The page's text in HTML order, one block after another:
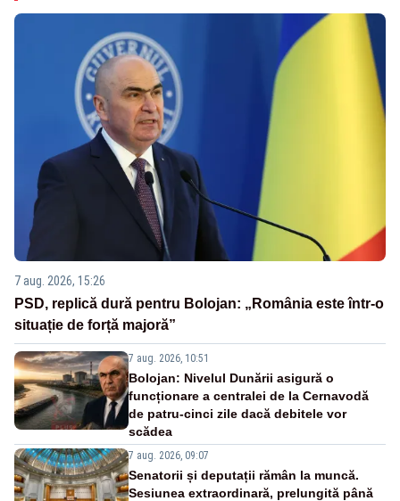
7 aug. 2026, 15:26
PSD, replică dură pentru Bolojan: „România este într-o
situație de forță majoră”
7 aug. 2026, 10:51
Bolojan: Nivelul Dunării asigură o
funcționare a centralei de la Cernavodă
de patru-cinci zile dacă debitele vor
scădea
7 aug. 2026, 09:07
Senatorii și deputații rămân la muncă.
Sesiunea extraordinară, prelungită până